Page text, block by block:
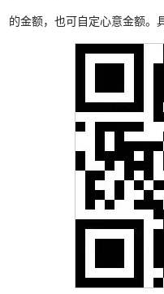
的金额，也可自定心意金额。